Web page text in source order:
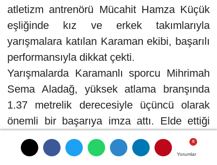
Yorumlar
Yorumlar
Yorumlar
Yorumlar
atletizm antrenörü Mücahit Hamza Küçük
eşliğinde kız ve erkek takımlarıyla
yarışmalara katılan Karaman ekibi, başarılı
performansıyla dikkat çekti.
Yarışmalarda Karamanlı sporcu Mihrimah
Sema Aladağ, yüksek atlama branşında
1.37 metrelik derecesiyle üçüncü olarak
önemli bir başarıya imza attı. Elde ettiği
dereceyle Isparta’da düzenlenecek
ANALİG Atletizm Yarı Final Yarışmaları’na